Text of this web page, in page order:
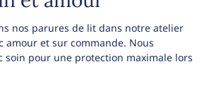
nos parures de lit dans notre atelier
amour et sur commande. Nous
soin pour une protection maximale lors